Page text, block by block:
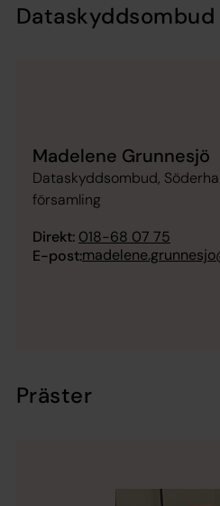
Dataskyddsombud
Madelene Grunnesjö
Dataskyddsombud,
församling
Direkt: 018-68 07 75
E-post:
Präster